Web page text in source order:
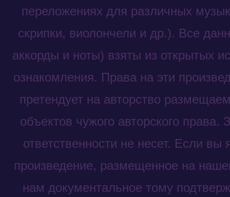
переложениях для различных
скрипки, виолончели и др.). Все
аккорды и ноты) взяты из открытых
ознакомления. Права на эти
претендует на авторство
объектов чужого авторского
ответственности не несет. Если вы
произведение, размещенное на
нам документальное тому